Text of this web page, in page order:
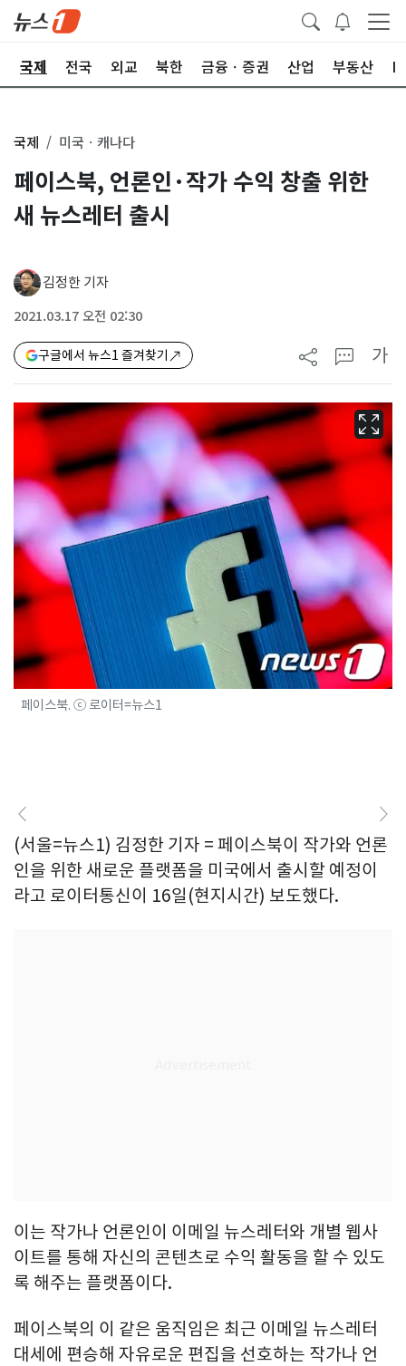
국제 전국 외교 북한 금융ㆍ증권 산업 부동산
국제 미국ㆍ캐나다
페이스북, 언론인·작가 수익 창출 위한
새 뉴스레터 출시
김정한 기자
2021.03.17 오전 02:30
구글에서 뉴스1 즐겨찾기 가
페이스북. ⓒ 로이터=뉴스1
(서울=뉴스1) 김정한 기자 = 페이스북이 작가와 언론
인을 위한 새로운 플랫폼을 미국에서 출시할 예정이
라고 로이터통신이 16일(현지시간) 보도했다.
이는 작가나 언론인이 이메일 뉴스레터와 개별 웹사
이트를 통해 자신의 콘텐츠로 수익 활동을 할 수 있도
록 해주는 플랫폼이다.
페이스북의 이 같은 움직임은 최근 이메일 뉴스레터
대세에 편승해 자유로운 편집을 선호하는 작가나 언